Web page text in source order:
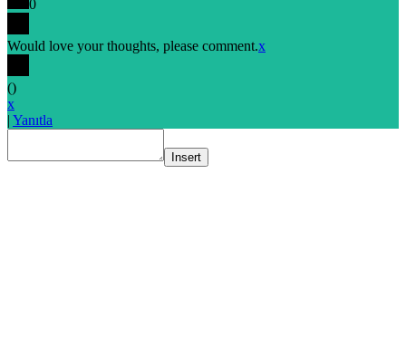
0
Would love your thoughts, please comment.x
()
x
Yanıtla
Insert